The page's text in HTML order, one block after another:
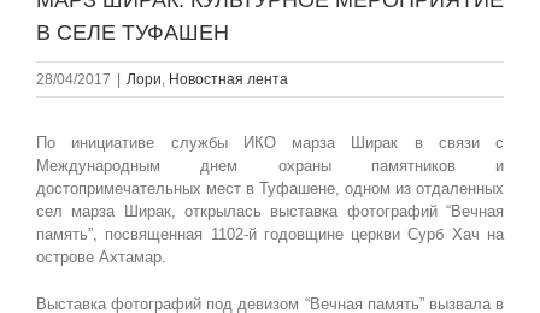
В СЕЛЕ ТУФАШЕН
28/04/2017 Лори, Новостная лента
По инициативе службы ИКО марза Ширак в связи с
Международным днем охраны памятников и
достопримечательных мест в Туфашене, одном из отдаленных
сел марза Ширак, открылась выставка фотографий “Вечная
память”, посвященная 1102-й годовщине церкви Сурб Хач на
острове Ахтамар.
Выставка фотографий под девизом “Вечная память” вызвала в